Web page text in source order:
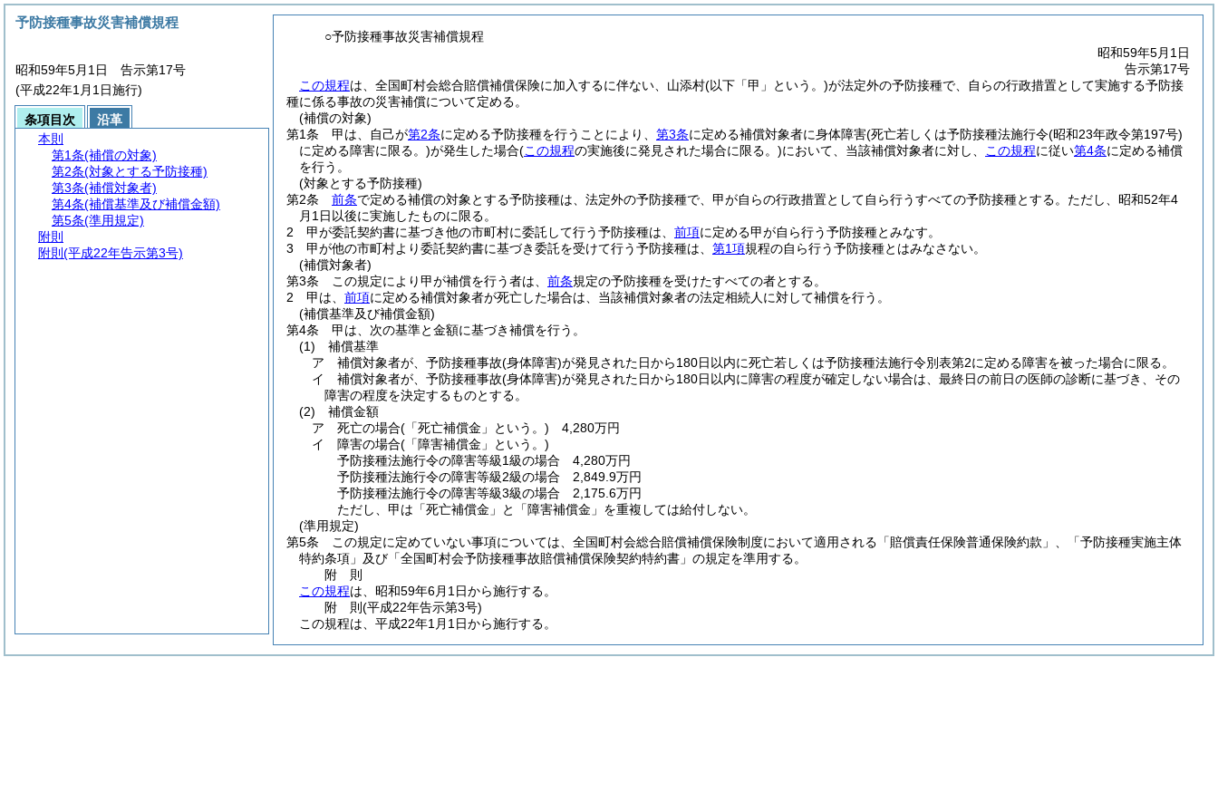
○予防接種事故災害補償規程
昭和59年5月1日
告示第17号
この規程は、全国町村会総合賠償補償保険に加入するに伴ない、山添村(以下「甲」という。)が法定外の予防接種で、自らの行政措置として実施する予防接
種に係る事故の災害補償について定める。
(補償の対象)
第1条
甲は、自己が第2条に定める予防接種を行うことにより、 第3条に定める補償対象者に身体障害(死亡若しくは予防接種法施行令(昭和23年政令第197号)
に定める障害に限る。)が発生した場合(この規程の実施後に発見された場合に限る。)において、当該補償対象者に対し、 この規程に従い第4条に定める補償
を行う。
(対象とする予防接種)
第2条
前条で定める補償の対象とする予防接種は、法定外の予防接種で、甲が自らの行政措置として自ら行うすべての予防接種とする。 ただし、昭和52年4
月1日以後に実施したものに限る。
2
甲が委託契約書に基づき他の市町村に委託して行う予防接種は、 前項に定める甲が自ら行う予防接種とみなす。
3
甲が他の市町村より委託契約書に基づき委託を受けて行う予防接種は、 第1項規程の自ら行う予防接種とはみなさない。
(補償対象者)
第3条
この規定により甲が補償を行う者は、 前条規定の予防接種を受けたすべての者とする。
2
甲は、 前項に定める補償対象者が死亡した場合は、当該補償対象者の法定相続人に対して補償を行う。
(補償基準及び補償金額)
第4条
甲は、次の基準と金額に基づき補償を行う。
(1)
補償基準
ア
補償対象者が、予防接種事故(身体障害)が発見された日から180日以内に死亡若しくは予防接種法施行令別表第2に定める障害を被った場合に限る。
イ
補償対象者が、予防接種事故(身体障害)が発見された日から180日以内に障害の程度が確定しない場合は、最終日の前日の医師の診断に基づき、その
障害の程度を決定するものとする。
(2)
補償金額
ア
死亡の場合(「死亡補償金」という。) 4,280万円
イ
障害の場合(「障害補償金」という。)
予防接種法施行令の障害等級1級の場合 4,280万円
予防接種法施行令の障害等級2級の場合 2,849.9万円
予防接種法施行令の障害等級3級の場合 2,175.6万円
ただし、甲は「死亡補償金」と「障害補償金」を重複しては給付しない。
(準用規定)
第5条
この規定に定めていない事項については、全国町村会総合賠償補償保険制度において適用される「賠償責任保険普通保険約款」、「予防接種実施主体
特約条項」及び「全国町村会予防接種事故賠償補償保険契約特約書」の規定を準用する。
附 則
この規程は、昭和59年6月1日から施行する。
附 則(平成22年告示第3号)
この規程は、平成22年1月1日から施行する。
予防接種事故災害補償規程
昭和59年5月1日 告示第17号
(平成22年1月1日施行)
条項目次
沿革
本則
第1条(補償の対象)
第2条(対象とする予防接種)
第3条(補償対象者)
第4条(補償基準及び補償金額)
第5条(準用規定)
附則
附則 (平成22年告示第3号)